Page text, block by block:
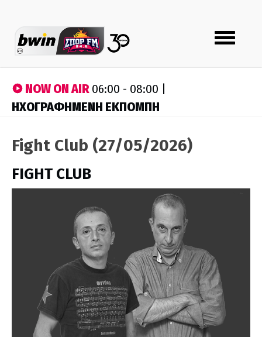
Toggle
navigation
NOW ON AIR06:00 - 08:00 |
ΗΧΟΓΡΑΦΗΜΕΝΗ ΕΚΠΟΜΠΗ
Fight Club (27/05/2026)
FIGHT CLUB